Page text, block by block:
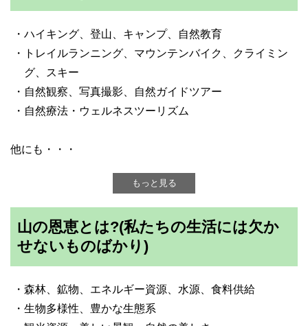
・ハイキング、登山、キャンプ、自然教育
・トレイルランニング、マウンテンバイク、クライミン
グ、スキー
・自然観察、写真撮影、自然ガイドツアー
・自然療法・ウェルネスツーリズム
他にも・・・
もっと見る
山の恩恵とは?(私たちの生活には欠か
せないものばかり)
・森林、鉱物、エネルギー資源、水源、食料供給
・生物多様性、豊かな生態系